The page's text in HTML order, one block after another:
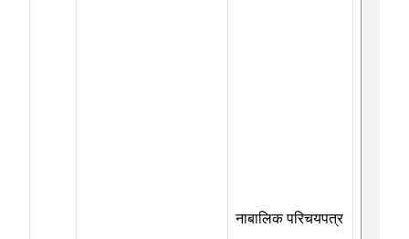
नाबालिक परिचयपत्र